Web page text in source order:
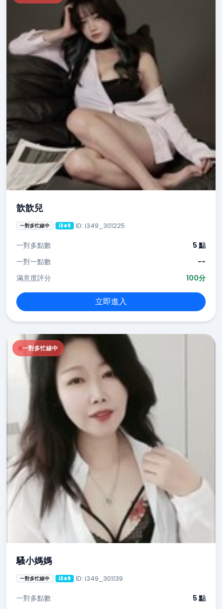
歆歆兒
一對多忙線中 i349 ID: i349_301225
一對多點數
5 點
一對一點數
--
滿意度評分
100分
立即進入
一對多忙線中
騷小媽媽
一對多忙線中 i349 ID: i349_301139
一對多點數 5 點